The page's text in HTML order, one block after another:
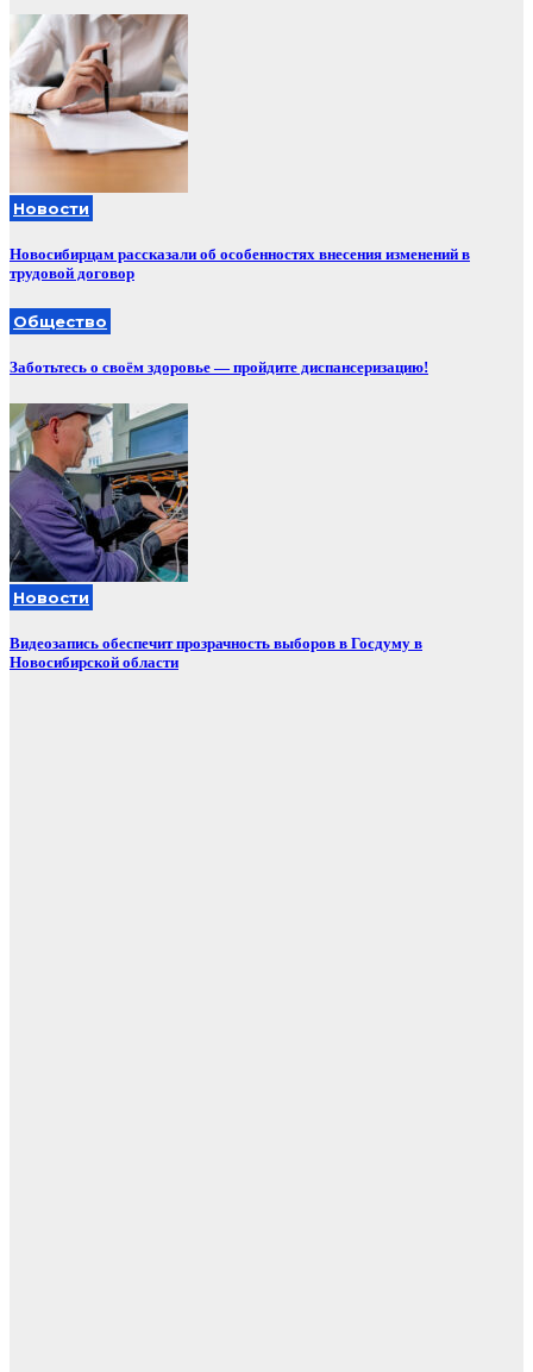
Новости
Новосибирцам рассказали об особенностях внесения изменений в
трудовой договор
Общество
Заботьтесь о своём здоровье — пройдите диспансеризацию!
Новости
Видеозапись обеспечит прозрачность выборов в Госдуму в
Новосибирской области